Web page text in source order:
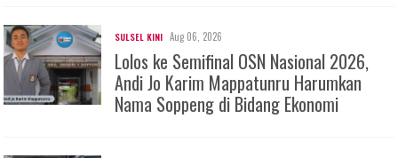
SULSEL KINI Aug 06, 2026
Lolos ke Semifinal OSN Nasional 2026,
Andi Jo Karim Mappatunru Harumkan
Nama Soppeng di Bidang Ekonomi